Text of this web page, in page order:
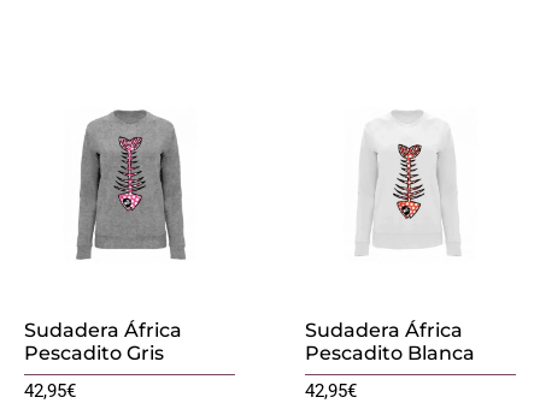
Sudadera África
Pescadito Gris
42,95€
Sudadera África
Pescadito Blanca
42,95€